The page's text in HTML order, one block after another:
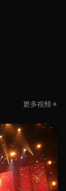
更多视频